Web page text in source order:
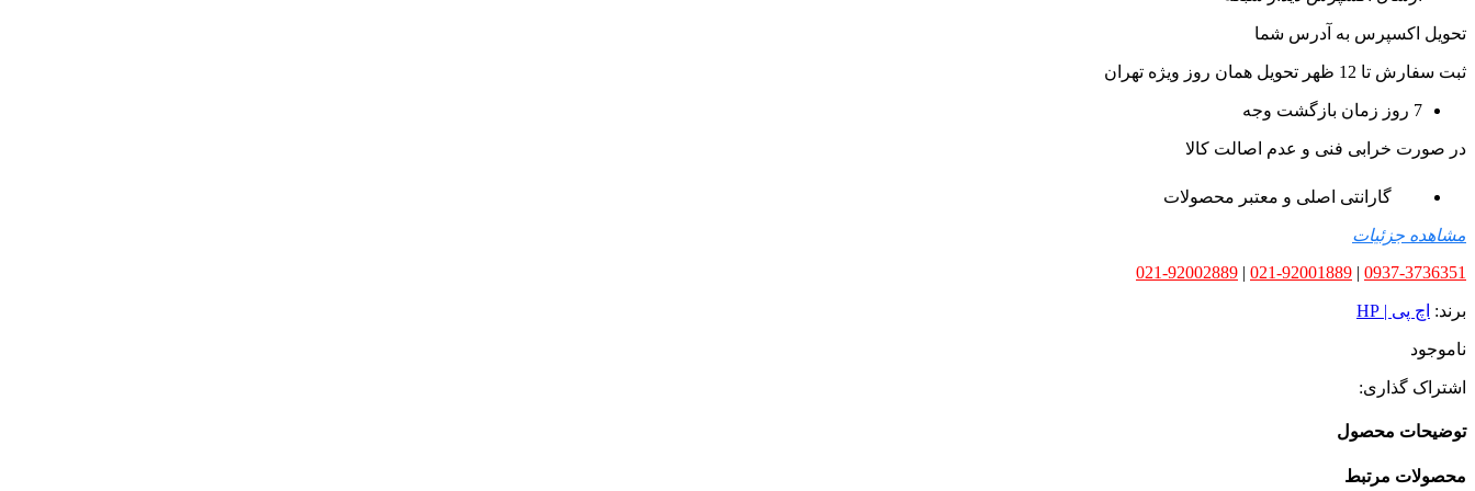
تحویل اکسپرس به آدرس شما
ثبت سفارش تا 12 ظهر تحویل همان روز ویژه تهران
7 روز زمان بازگشت وجه
در صورت خرابی فنی و عدم اصالت کالا
گارانتی اصلی و معتبر محصولات
مشاهده جزئیات
0937-3736351
|
021-92001889
|
021-92002889
برند: اچ پی | HP
ناموجود
اشتراک گذاری:
توضیحات محصول
محصولات مرتبط